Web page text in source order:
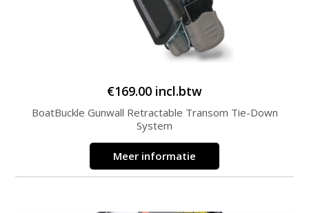
€169.00 incl.btw
BoatBuckle Gunwall Retractable Transom Tie-Down
System
Meer informatie